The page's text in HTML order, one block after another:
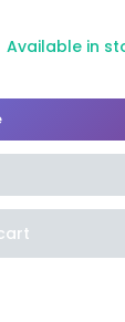
Available in